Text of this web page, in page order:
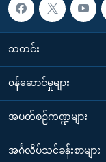
သတင်း
၀န်ဆောင်မှုများ
အပတ်စဉ်ကဏ္ဍများ
အင်္ဂလိပ်သင်ခန်းစာများ